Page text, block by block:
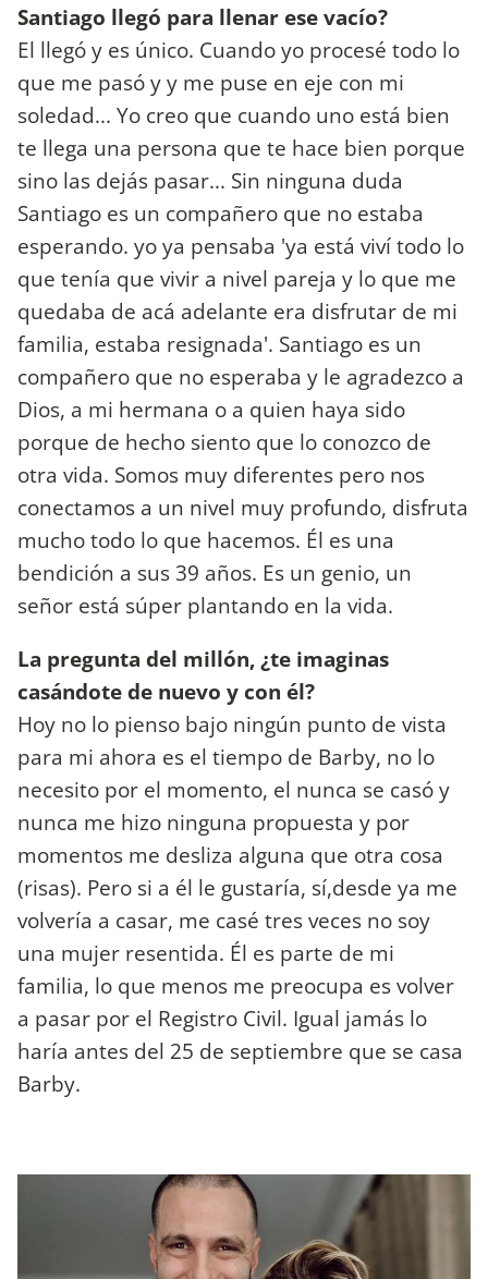
Santiago llegó para llenar ese vacío?
El llegó y es único. Cuando yo procesé todo lo
que me pasó y y me puse en eje con mi
soledad... Yo creo que cuando uno está bien
te llega una persona que te hace bien porque
sino las dejás pasar... Sin ninguna duda
Santiago es un compañero que no estaba
esperando. yo ya pensaba 'ya está viví todo lo
que tenía que vivir a nivel pareja y lo que me
quedaba de acá adelante era disfrutar de mi
familia, estaba resignada'. Santiago es un
compañero que no esperaba y le agradezco a
Dios, a mi hermana o a quien haya sido
porque de hecho siento que lo conozco de
otra vida. Somos muy diferentes pero nos
conectamos a un nivel muy profundo, disfruta
mucho todo lo que hacemos. Él es una
bendición a sus 39 años. Es un genio, un
señor está súper plantando en la vida.
La pregunta del millón, ¿te imaginas
casándote de nuevo y con él?
Hoy no lo pienso bajo ningún punto de vista
para mi ahora es el tiempo de Barby, no lo
necesito por el momento, el nunca se casó y
nunca me hizo ninguna propuesta y por
momentos me desliza alguna que otra cosa
(risas). Pero si a él le gustaría, sí,desde ya me
volvería a casar, me casé tres veces no soy
una mujer resentida. Él es parte de mi
familia, lo que menos me preocupa es volver
a pasar por el Registro Civil. Igual jamás lo
haría antes del 25 de septiembre que se casa
Barby.